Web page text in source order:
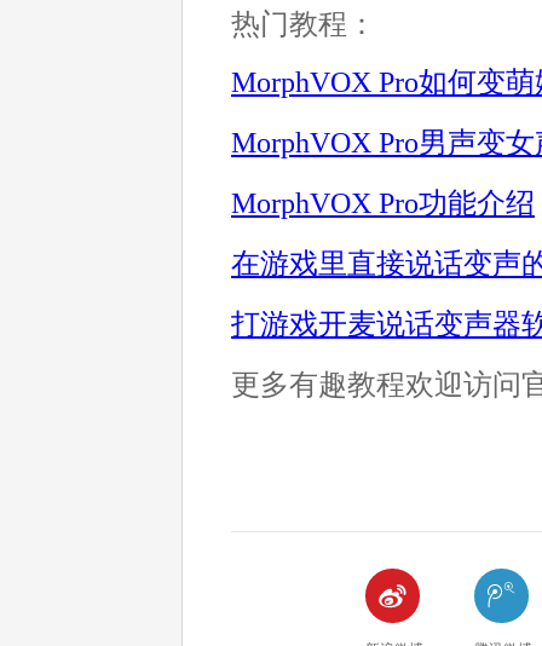
热门教程：
MorphVOX Pro如何变
MorphVOX Pro男声变女
MorphVOX Pro功能介绍
在游戏里直接说话变声
打游戏开麦说话变声器
更多有趣教程欢迎访问
 